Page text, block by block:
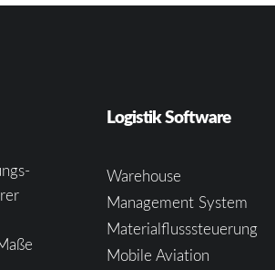
Logistik Software
Warehouse
Management System
Materialflusssteuerung
Mobile Aviation